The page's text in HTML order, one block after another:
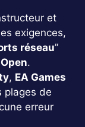
et
exigences,
réseau”
.
, EA Games
plages de
erreur